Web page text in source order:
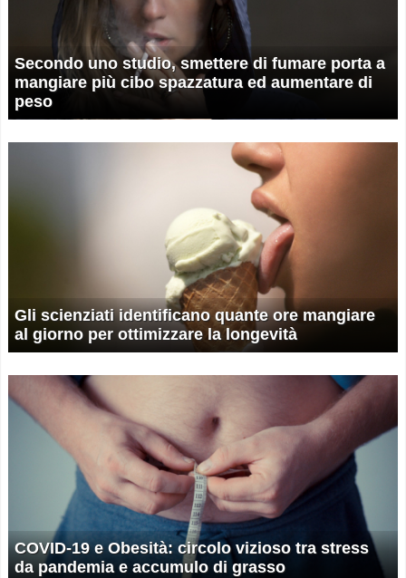
Secondo uno studio, smettere di fumare porta a
mangiare più cibo spazzatura ed aumentare di
peso
Gli scienziati identificano quante ore mangiare
al giorno per ottimizzare la longevità
COVID-19 e Obesità: circolo vizioso tra stress
da pandemia e accumulo di grasso